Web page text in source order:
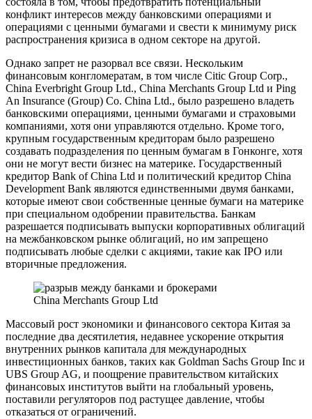
конфликт интересов между банковскими операциями и
операциями с ценными бумагами и свести к минимуму риск
распространения кризиса в одном секторе на другой.
Однако запрет не разорвал все связи. Нескольким
финансовым конгломератам, в том числе Citic Group Corp.,
China Everbright Group Ltd., China Merchants Group Ltd и Ping
An Insurance (Group) Co. China Ltd., было разрешено владеть
банковскими операциями, ценными бумагами и страховыми
компаниями, хотя они управляются отдельно. Кроме того,
крупным государственным кредиторам было разрешено
создавать подразделения по ценным бумагам в Гонконге, хотя
они не могут вести бизнес на материке. Государственный
кредитор Bank of China Ltd и политический кредитор China
Development Bank являются единственными двумя банками,
которые имеют свои собственные ценные бумаги на материке
при специальном одобрении правительства. Банкам
разрешается подписывать выпуски корпоративных облигаций
на межбанковском рынке облигаций, но им запрещено
подписывать любые сделки с акциями, такие как IPO или
вторичные предложения.
China Merchants Group Ltd
Массовый рост экономики и финансового сектора Китая за
последние два десятилетия, недавнее ускорение открытия
внутренних рынков капитала для международных
инвестиционных банков, таких как Goldman Sachs Group Inc и
UBS Group AG, и поощрение правительством китайских
финансовых институтов выйти на глобальный уровень,
поставили регуляторов под растущее давление, чтобы
отказаться от ограничений.